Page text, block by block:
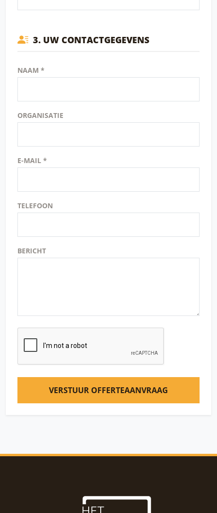
3. UW CONTACTGEGEVENS
NAAM *
ORGANISATIE
E-MAIL *
TELEFOON
BERICHT
VERSTUUR OFFERTEAANVRAAG